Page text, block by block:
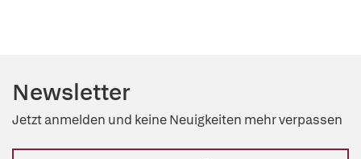
Newsletter
Jetzt anmelden und keine Neuigkeiten mehr verpassen